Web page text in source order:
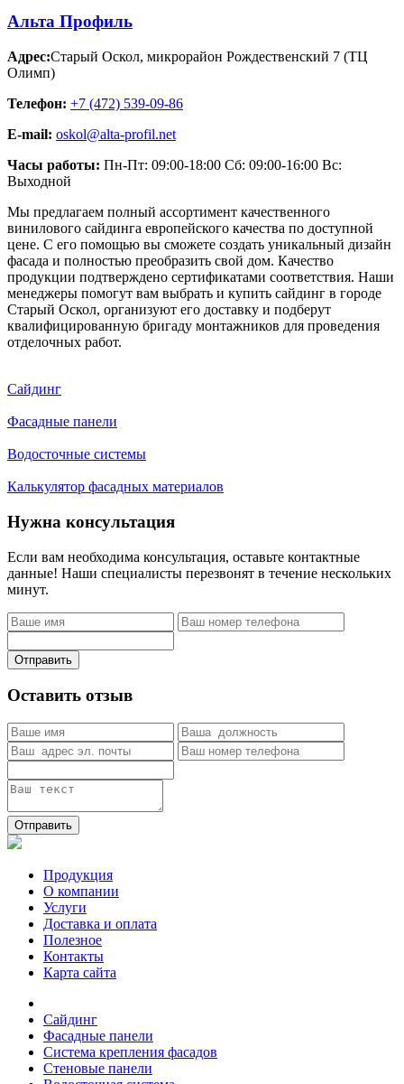
Альта Профиль
Адрес:Старый Оскол, микрорайон Рождественский 7 (ТЦ
Олимп)
Телефон: +7 (472) 539-09-86
E-mail: oskol@alta-profil.net
Часы работы: Пн-Пт: 09:00-18:00 Сб: 09:00-16:00 Вс:
Выходной
Мы предлагаем полный ассортимент качественного
винилового сайдинга европейского качества по доступной
цене. С его помощью вы сможете создать уникальный дизайн
фасада и полностью преобразить свой дом. Качество
продукции подтверждено сертификатами соответствия. Наши
менеджеры помогут вам выбрать и купить сайдинг в городе
Старый Оскол, организуют его доставку и подберут
квалифицированную бригаду монтажников для проведения
отделочных работ.
Сайдинг
Фасадные панели
Водосточные системы
Калькулятор фасадных материалов
Нужна консультация
Если вам необходима консультация, оставьте контактные
данные! Наши специалисты перезвонят в течение нескольких
минут.
Отправить
Оставить отзыв
Отправить
Продукция
О компании
Услуги
Доставка и оплата
Полезное
Контакты
Карта сайта
Сайдинг
Фасадные панели
Система крепления фасадов
Стеновые панели